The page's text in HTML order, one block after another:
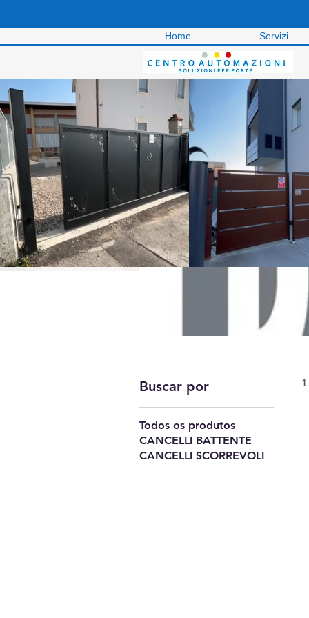
Home Servizi
Buscar por
Todos os produtos
CANCELLI BATTENTE
CANCELLI SCORREVOLI